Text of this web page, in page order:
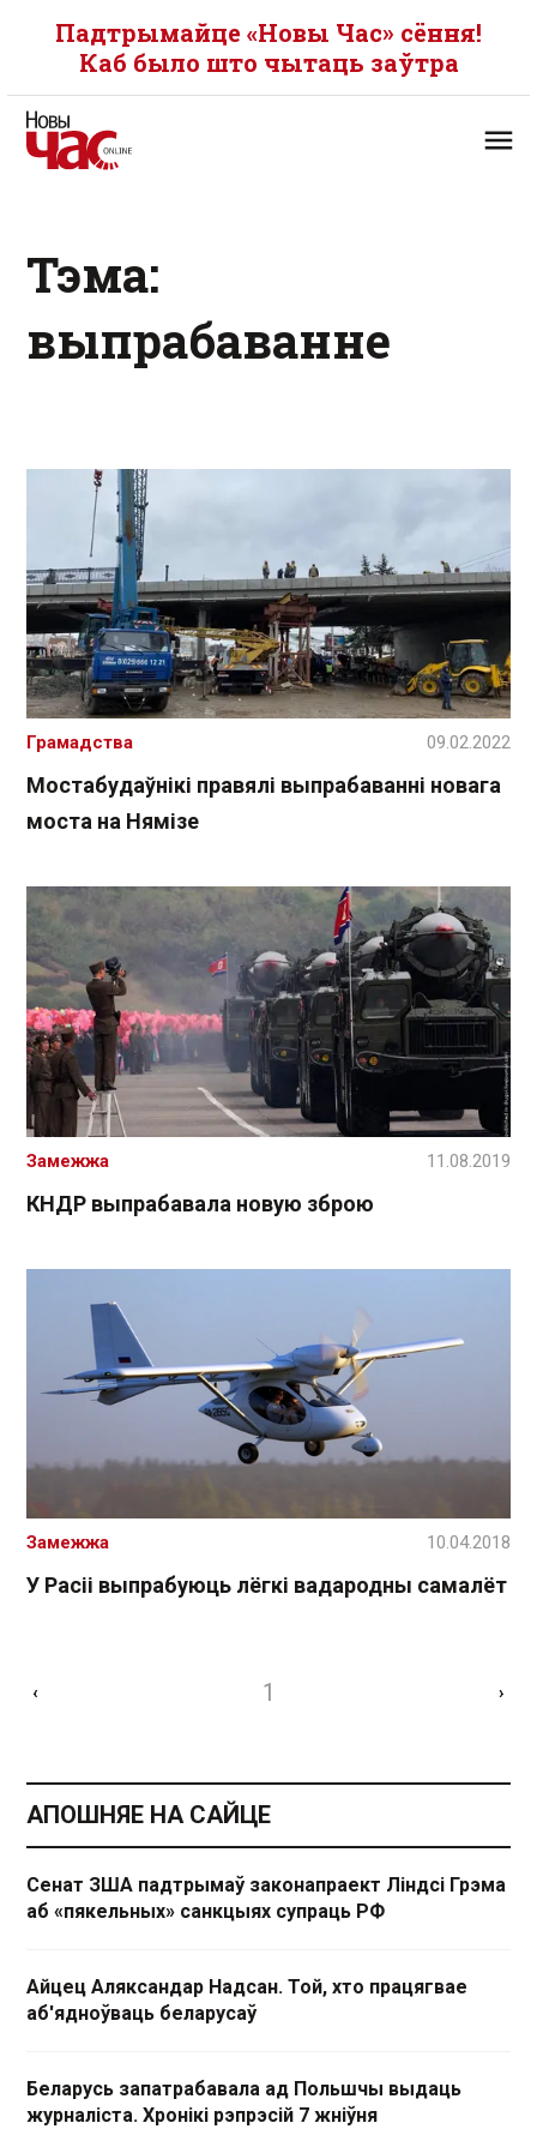
Падтрымайце «Новы Час» сёння!
Каб было што чытаць заўтра
Тэма:
выпрабаванне
Мостабудаўнікі правялі выпрабаванні новага
моста на Нямізе
Грамадства 09.02.2022
КНДР выпрабавала новую зброю
Замежжа 11.08.2019
У Расіі выпрабуюць лёгкі вадародны самалёт
Замежжа 10.04.2018
‹ 1 ›
АПОШНЯЕ НА САЙЦЕ
Сенат ЗША падтрымаў законапраект Ліндсі Грэма
аб «пякельных» санкцыях супраць РФ
Айцец Аляксандар Надсан. Той, хто працягвае
аб'ядноўваць беларусаў
Беларусь запатрабавала ад Польшчы выдаць
журналіста. Хронікі рэпрэсій 7 жніўня